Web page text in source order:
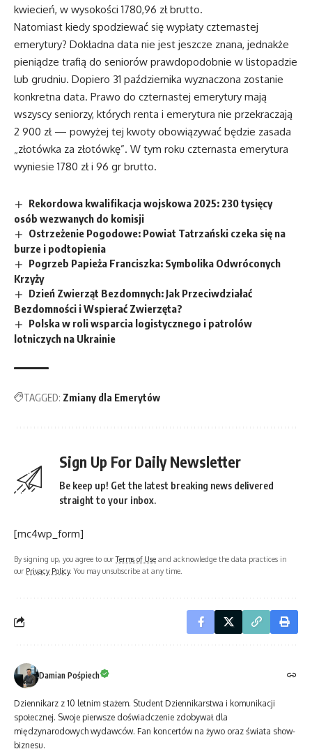
kwiecień, w wysokości 1780,96 zł brutto.
Natomiast kiedy spodziewać się wypłaty czternastej
emerytury? Dokładna data nie jest jeszcze znana, jednakże
pieniądze trafią do seniorów prawdopodobnie w listopadzie
lub grudniu. Dopiero 31 października wyznaczona zostanie
konkretna data. Prawo do czternastej emerytury mają
wszyscy seniorzy, których renta i emerytura nie przekraczają
2 900 zł — powyżej tej kwoty obowiązywać będzie zasada
„złotówka za złotówkę”. W tym roku czternasta emerytura
wyniesie 1780 zł i 96 gr brutto.
Rekordowa kwalifikacja wojskowa 2025: 230 tysięcy
osób wezwanych do komisji
Ostrzeżenie Pogodowe: Powiat Tatrzański czeka się na
burze i podtopienia
Pogrzeb Papieża Franciszka: Symbolika Odwróconych
Krzyży
Dzień Zwierząt Bezdomnych: Jak Przeciwdziałać
Bezdomności i Wspierać Zwierzęta?
Polska w roli wsparcia logistycznego i patrolów
lotniczych na Ukrainie
TAGGED: Zmiany dla Emerytów
Sign Up For Daily Newsletter
Be keep up! Get the latest breaking news delivered
straight to your inbox.
[mc4wp_form]
By signing up, you agree to ourTerms of Use and acknowledge the data practices in
our Privacy Policy. You may unsubscribe at any time.
Damian Pośpiech
Dziennikarz z 10 letnim stażem. Student Dziennikarstwa i komunikacji
społecznej. Swoje pierwsze doświadczenie zdobywał dla
międzynarodowych wydawców. Fan koncertów na żywo oraz świata show-
biznesu.